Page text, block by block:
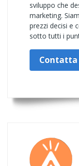
sviluppo che
marketing.
prezzi decisi e
sotto tutti i
Contatta